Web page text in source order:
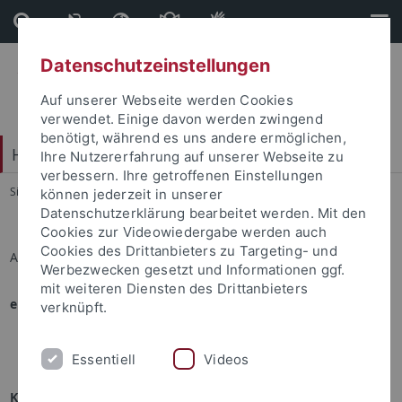
Direkt
zum
Inhalt
Direkt
zur
Fußleiste
Hochschulsport
Sie sind hier: Startseite ... Sportprogramm
Alexia Köbler
eingesetzt in folgenden Angeboten:
Kontakt mit Alexia Köbler aufnehmen:
Datenschutzeinstellungen
Auf unserer Webseite werden Cookies
verwendet. Einige davon werden zwingend
benötigt, während es uns andere ermöglichen,
Ihre Nutzererfahrung auf unserer Webseite zu
verbessern. Ihre getroffenen Einstellungen
können jederzeit in unserer
Datenschutzerklärung bearbeitet werden. Mit den
Cookies zur Videowiedergabe werden auch
Cookies des Drittanbieters zu Targeting- und
Werbezwecken gesetzt und Informationen ggf.
mit weiteren Diensten des Drittanbieters
verknüpft.
Essentiell Videos